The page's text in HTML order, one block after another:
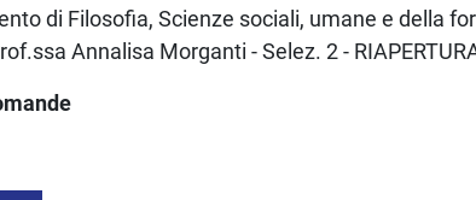
di Filosofia, Scienze sociali, umane e della
Annalisa Morganti - Selez. 2 -